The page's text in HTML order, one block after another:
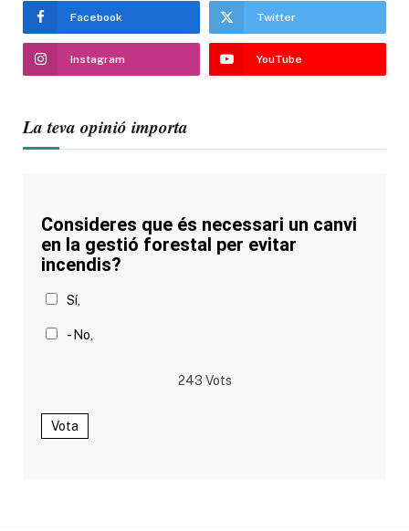
Facebook Twitter
Instagram YouTube
La teva opinió importa
Consideres que és necessari un canvi
en la gestió forestal per evitar
incendis?
Sí,
- No,
243 Vots
Vota